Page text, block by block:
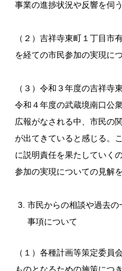
事業の進捗状況や反響を伺
（２）吉祥寺東町１丁目市
を経ての市民参加の実現に
（３）令和３年度の吉祥寺
令和４年度の武蔵境南口公
広報がなされる中、市民の
が出てきていると感じる。
に説明責任を果たしていく
参加の実現についての見解
市民からの相談や過去
事項について
（１）各種計画等策定委員
ものとなるための施策につ